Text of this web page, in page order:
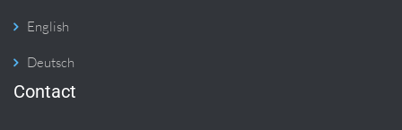
English
Deutsch
Contact